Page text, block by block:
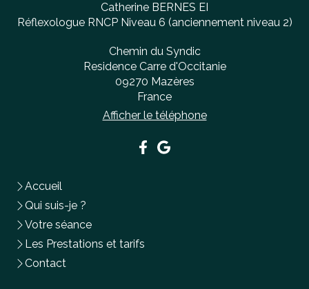
Catherine BERNES EI
Réflexologue RNCP Niveau 6 (anciennement niveau 2)
Chemin du Syndic
Residence Carre d'Occitanie
09270 Mazères
France
Afficher le téléphone
Accueil
Qui suis-je ?
Votre séance
Les Prestations et tarifs
Contact